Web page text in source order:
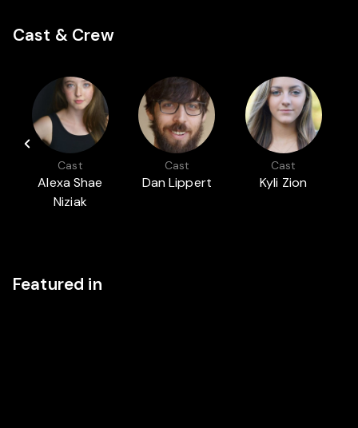
Cast & Crew
Cast
Alexa Shae
Niziak
Cast
Dan Lippert
Cast
Kyli Zion
Featured in